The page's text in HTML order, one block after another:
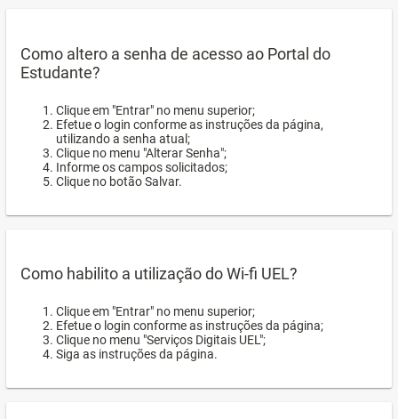
Como altero a senha de acesso ao Portal do
Estudante?
Clique em "Entrar" no menu superior;
Efetue o login conforme as instruções da página,
utilizando a senha atual;
Clique no menu "Alterar Senha";
Informe os campos solicitados;
Clique no botão Salvar.
Como habilito a utilização do Wi-fi UEL?
Clique em "Entrar" no menu superior;
Efetue o login conforme as instruções da página;
Clique no menu "Serviços Digitais UEL";
Siga as instruções da página.